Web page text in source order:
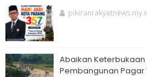
Abaikan Keterbukaan
Pembangunan Pagar